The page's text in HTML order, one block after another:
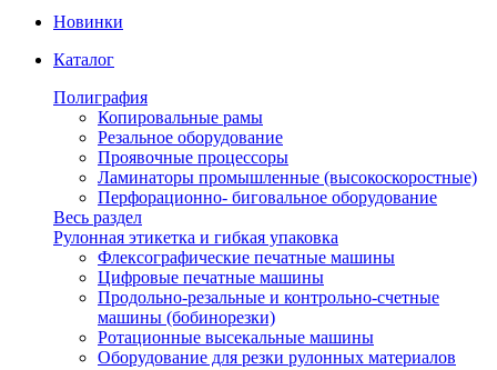
Новинки
Каталог
Полиграфия
Копировальные рамы
Резальное оборудование
Проявочные процессоры
Ламинаторы промышленные (высокоскоростные)
Перфорационно- биговальное оборудование
Весь раздел
Рулонная этикетка и гибкая упаковка
Флексографические печатные машины
Цифровые печатные машины
Продольно-резальные и контрольно-счетные
машины (бобинорезки)
Ротационные высекальные машины
Оборудование для резки рулонных материалов